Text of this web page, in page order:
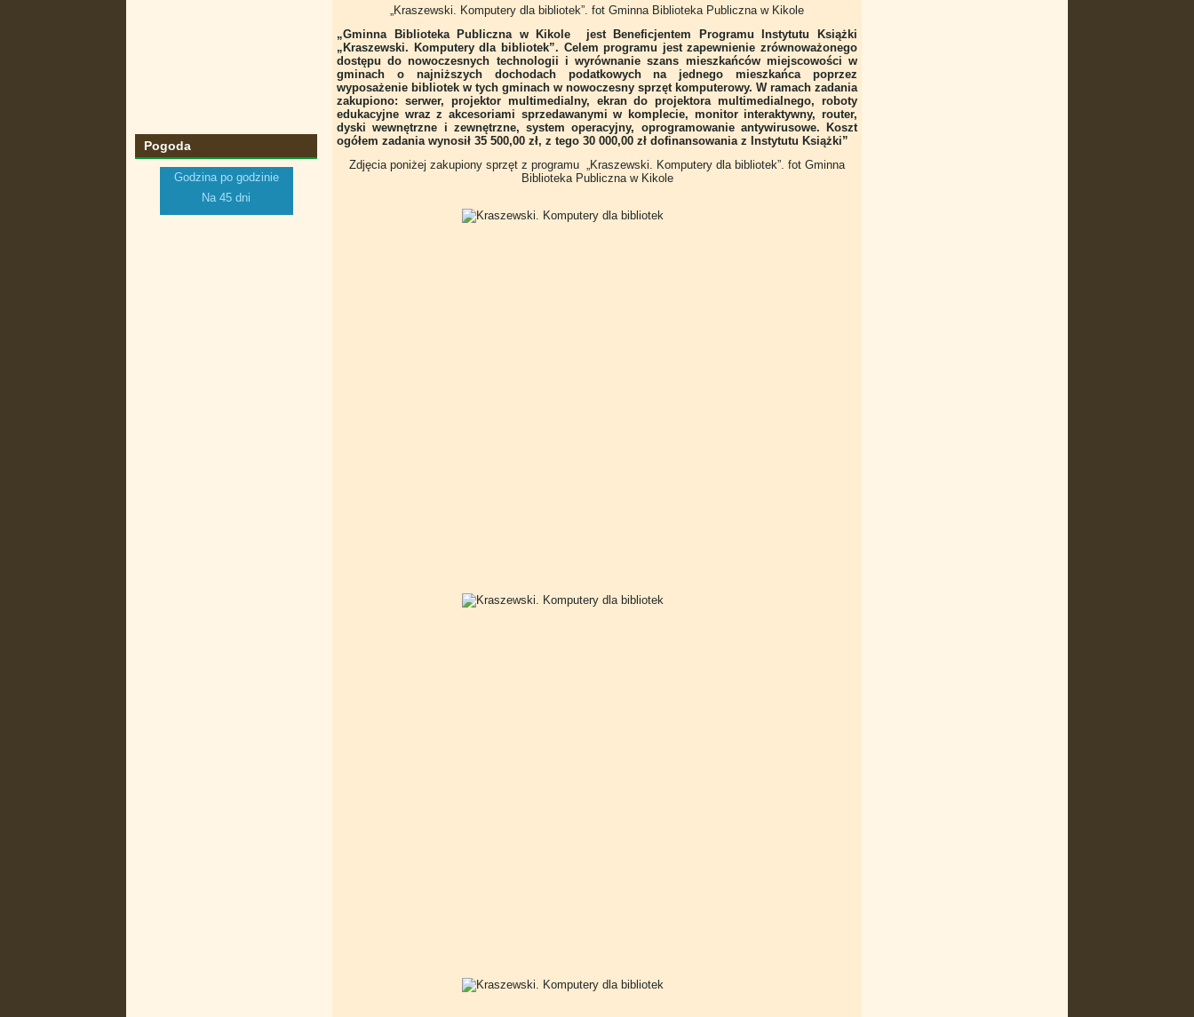
Pogoda
Godzina po godzinie
Na 45 dni
„Kraszewski. Komputery dla bibliotek”. fot Gminna Biblioteka Publiczna w Kikole
„Gminna Biblioteka Publiczna w Kikole jest Beneficjentem Programu Instytutu Książki
„Kraszewski. Komputery dla bibliotek”. Celem programu jest zapewnienie zrównoważonego
dostępu do nowoczesnych technologii i wyrównanie szans mieszkańców miejscowości w
gminach o najniższych dochodach podatkowych na jednego mieszkańca poprzez
wyposażenie bibliotek w tych gminach w nowoczesny sprzęt komputerowy. W ramach zadania
zakupiono: serwer, projektor multimedialny, ekran do projektora multimedialnego, roboty
edukacyjne wraz z akcesoriami sprzedawanymi w komplecie, monitor interaktywny, router,
dyski wewnętrzne i zewnętrzne, system operacyjny, oprogramowanie antywirusowe. Koszt
ogółem zadania wynosił 35 500,00 zł, z tego 30 000,00 zł dofinansowania z Instytutu Książki”
Zdjęcia poniżej zakupiony sprzęt z programu „Kraszewski. Komputery dla bibliotek”. fot Gminna
Biblioteka Publiczna w Kikole